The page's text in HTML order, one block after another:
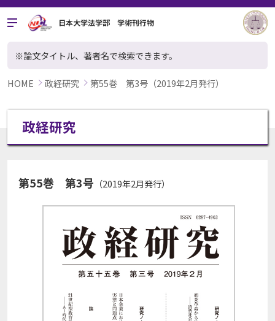
日本大学法学部 学術刊行物
※論文タイトル、著者名で検索できます。
HOME 政経研究 第55巻 第3号（2019年2月発行）
政経研究
第55巻 第3号 （2019年2月発行）